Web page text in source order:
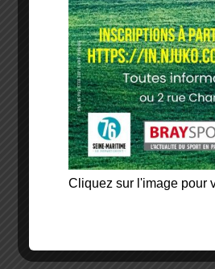
Cliquez sur l'image pour